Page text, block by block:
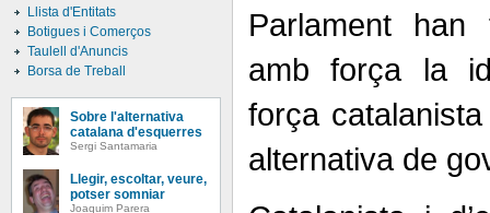
Llista d'Entitats
Botigues i Comerços
Taulell d'Anuncis
Borsa de Treball
Sobre l'alternativa
catalana d'esquerres
Sergi Santamaria
Llegir, escoltar, veure,
potser somniar
Joaquim Parera
Parlament
amb força la
força
alternativa de